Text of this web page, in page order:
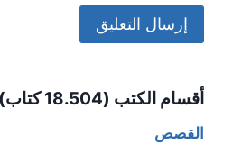
أقسام الكتب (18.504 كتاب)
القصص